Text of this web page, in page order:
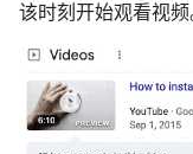
该时刻开始观看视频